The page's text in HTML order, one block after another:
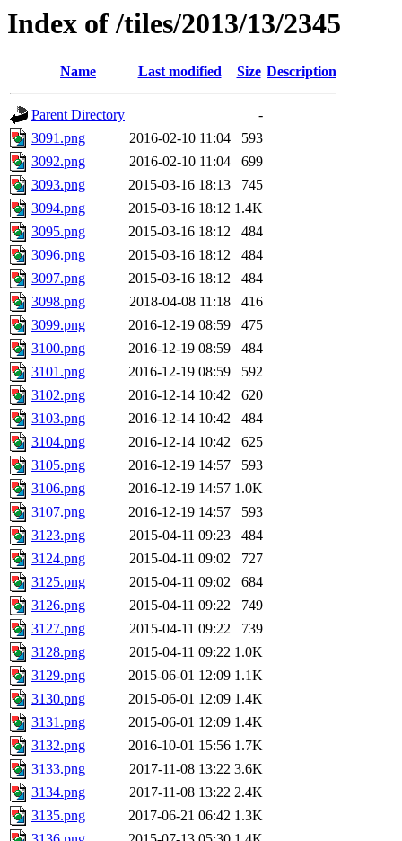
Index of /tiles/2013/13/2345
Name Last modified Size Description
Parent Directory
-
3091.png
2016-02-10 11:04
593
3092.png
2016-02-10 11:04
699
3093.png
2015-03-16 18:13
745
3094.png
2015-03-16 18:12 1.4K
3095.png
2015-03-16 18:12
484
3096.png
2015-03-16 18:12
484
3097.png
2015-03-16 18:12
484
3098.png
2018-04-08 11:18
416
3099.png
2016-12-19 08:59
475
3100.png
2016-12-19 08:59
484
3101.png
2016-12-19 08:59
592
3102.png
2016-12-14 10:42
620
3103.png
2016-12-14 10:42
484
3104.png
2016-12-14 10:42
625
3105.png
2016-12-19 14:57
593
3106.png
2016-12-19 14:57 1.0K
3107.png
2016-12-19 14:57
593
3123.png
2015-04-11 09:23
484
3124.png
2015-04-11 09:02
727
3125.png
2015-04-11 09:02
684
3126.png
2015-04-11 09:22
749
3127.png
2015-04-11 09:22
739
3128.png
2015-04-11 09:22 1.0K
3129.png
2015-06-01 12:09 1.1K
3130.png
2015-06-01 12:09 1.4K
3131.png
2015-06-01 12:09 1.4K
3132.png
2016-10-01 15:56 1.7K
3133.png
2017-11-08 13:22 3.6K
3134.png
2017-11-08 13:22 2.4K
3135.png
2017-06-21 06:42 1.3K